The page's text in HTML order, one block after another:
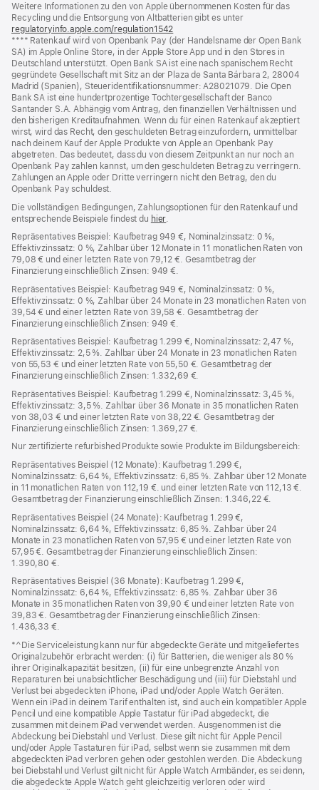
neues
Fenster)
Weitere Informationen zu den von Apple übernommenen Kosten für das
Recycling und die Entsorgung von Altbatterien gibt es unter
regulatoryinfo.apple.com/regulation1542
ein
neues
Fenster)
Fußnote
**** Ratenkauf wird von Openbank Pay (der Handelsname der Open Bank
SA) im Apple Online Store, in der Apple Store App und in den Stores in
Deutschland unterstützt. Open Bank SA ist eine nach spanischem Recht
gegründete Gesellschaft mit Sitz an der Plaza de Santa Bárbara 2, 28004
Madrid (Spanien), Steueridentifikationsnummer: A28021079. Die Open
Bank SA ist eine hundertprozentige Tochtergesellschaft der Banco
Santander S.A. Abhängig vom Antrag, den finanziellen Verhältnissen und
den bisherigen Kreditaufnahmen. Wenn du für einen Ratenkauf akzeptiert
wirst, wird das Recht, den geschuldeten Betrag einzufordern, unmittelbar
nach deinem Kauf der Apple Produkte von Apple an Openbank Pay
abgetreten. Das bedeutet, dass du von diesem Zeitpunkt an nur noch an
Openbank Pay zahlen kannst, um den geschuldeten Betrag zu verringern.
Zahlungen an Apple oder Dritte verringern nicht den Betrag, den du
Openbank Pay schuldest.
Die vollständigen Bedingungen, Zahlungsoptionen für den Ratenkauf und
entsprechende Beispiele findest du hier
neues
Fenster)
Repräsentatives Beispiel: Kaufbetrag 949 €, Nominalzinssatz: 0 %,
Effektivzinssatz: 0 %, Zahlbar über 12 Monate in 11 monatlichen Raten von
79,08 € und einer letzten Rate von 79,12 €. Gesamtbetrag der
Finanzierung einschließlich Zinsen: 949 €.
Repräsentatives Beispiel: Kaufbetrag 949 €, Nominalzinssatz: 0 %,
Effektivzinssatz: 0 %, Zahlbar über 24 Monate in 23 monatlichen Raten von
39,54 € und einer letzten Rate von 39,58 €. Gesamtbetrag der
Finanzierung einschließlich Zinsen: 949 €.
Repräsentatives Beispiel: Kaufbetrag 1.299 €, Nominalzinssatz: 2,47 %,
Effektivzinssatz: 2,5 %. Zahlbar über 24 Monate in 23 monatlichen Raten
von 55,53 € und einer letzten Rate von 55,50 €. Gesamtbetrag der
Finanzierung einschließlich Zinsen: 1.332,69 €.
Repräsentatives Beispiel: Kaufbetrag 1.299 €, Nominalzinssatz: 3,45 %,
Effektivzinssatz: 3,5 %. Zahlbar über 36 Monate in 35 monatlichen Raten
von 38,03 € und einer letzten Rate von 38,22 €. Gesamtbetrag der
Finanzierung einschließlich Zinsen: 1.369,27 €.
Nur zertifizierte refurbished Produkte sowie Produkte im Bildungsbereich:
Repräsentatives Beispiel (12 Monate): Kaufbetrag 1.299 €,
Nominalzinssatz: 6,64 %, Effektivzinssatz: 6,85 %. Zahlbar über 12 Monate
in 11 monatlichen Raten von 112,19 €. und einer letzten Rate von 112,13 €.
Gesamtbetrag der Finanzierung einschließlich Zinsen: 1.346,22 €.
Repräsentatives Beispiel (24 Monate): Kaufbetrag 1.299 €,
Nominalzinssatz: 6,64 %, Effektivzinssatz: 6,85 %. Zahlbar über 24
Monate in 23 monatlichen Raten von 57,95 € und einer letzten Rate von
57,95 €. Gesamtbetrag der Finanzierung einschließlich Zinsen:
1.390,80 €.
Repräsentatives Beispiel (36 Monate): Kaufbetrag 1.299 €,
Nominalzinssatz: 6,64 %, Effektivzinssatz: 6,85 %. Zahlbar über 36
Monate in 35 monatlichen Raten von 39,90 € und einer letzten Rate von
39,83 €. Gesamtbetrag der Finanzierung einschließlich Zinsen:
1.436,33 €.
*^Die Serviceleistung kann nur für abgedeckte Geräte und mitgeliefertes
Originalzubehör erbracht werden: (i) für Batterien, die weniger als 80 %
ihrer Originalkapazität besitzen, (ii) für eine unbegrenzte Anzahl von
Reparaturen bei unabsichtlicher Beschädigung und (iii) für Diebstahl und
Verlust bei abgedeckten iPhone, iPad und/oder Apple Watch Geräten.
Wenn ein iPad in deinem Tarif enthalten ist, sind auch ein kompatibler Apple
Pencil und eine kompatible Apple Tastatur für iPad abgedeckt, die
zusammen mit deinem iPad verwendet werden. Ausgenommen ist die
Abdeckung bei Diebstahl und Verlust. Diese gilt nicht für Apple Pencil
und/oder Apple Tastaturen für iPad, selbst wenn sie zusammen mit dem
abgedeckten iPad verloren gehen oder gestohlen werden. Die Abdeckung
bei Diebstahl und Verlust gilt nicht für Apple Watch Armbänder, es sei denn,
die abgedeckte Apple Watch geht gleichzeitig verloren oder wird